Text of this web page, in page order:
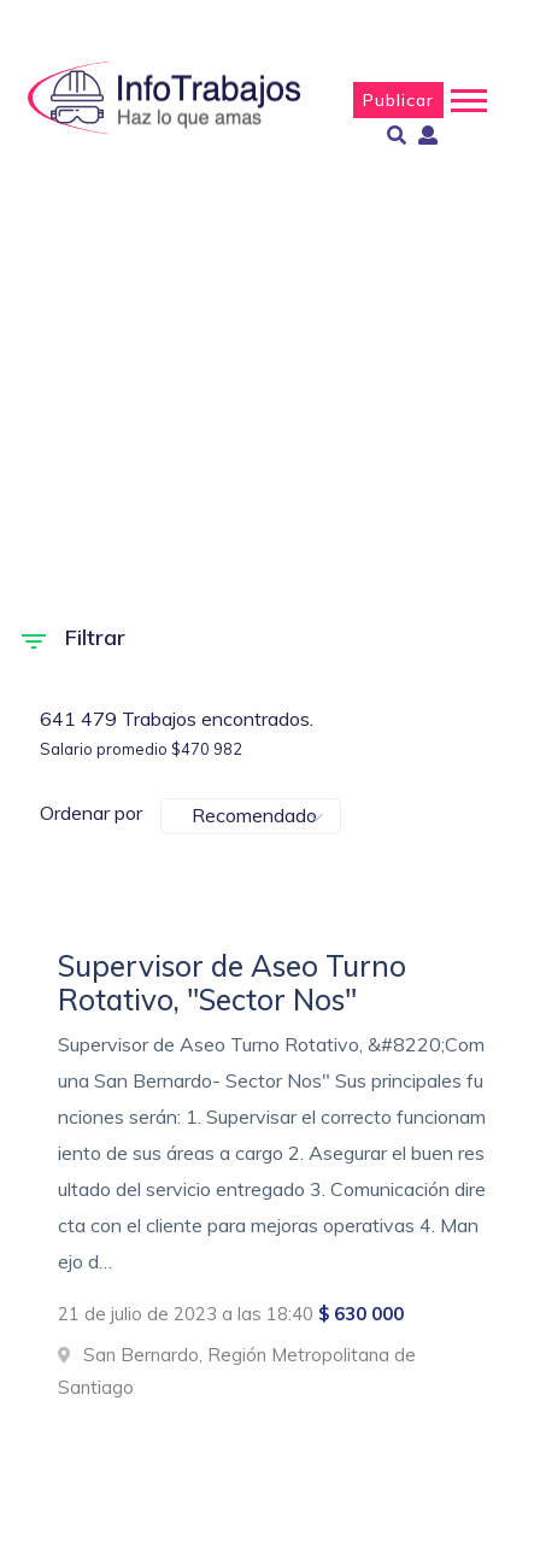
Publicar
Filtrar
641 479 Trabajos encontrados.
Salario promedio $470 982
Ordenar por Recomendado
Supervisor de Aseo Turno
Rotativo, "Sector Nos"
Supervisor de Aseo Turno Rotativo, &#8220;Com
una San Bernardo- Sector Nos" Sus principales fu
nciones serán: 1. Supervisar el correcto funcionam
iento de sus áreas a cargo 2. Asegurar el buen res
ultado del servicio entregado 3. Comunicación dire
cta con el cliente para mejoras operativas 4. Man
ejo d…
21 de julio de 2023 a las 18:40 $ 630 000
San Bernardo, Región Metropolitana de
Santiago